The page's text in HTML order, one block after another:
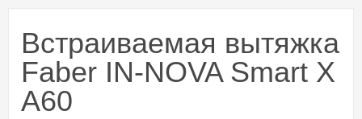
Встраиваемая вытяжка
Faber IN-NOVA Smart X
A60